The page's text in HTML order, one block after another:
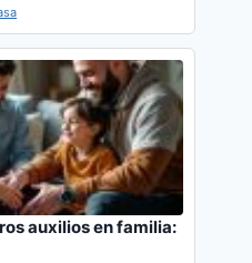
auxilios en familia: